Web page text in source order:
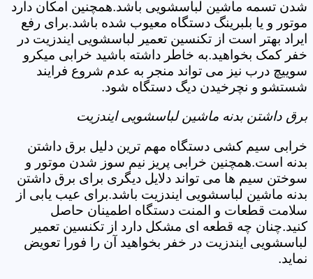
شدن تسمه ماشین لباسشویی باشد.همچنین امکان دارد
موتور و یا بلبرینگ دستگاه معیوب شده باشد.برای رفع
ایراد بهتر است از تکنسین تعمیر لباسشویی ایندزیت در
خفر کمک بخواهید.به خاطر داشته باشید خرابی میکرو
سوییچ درب نیز می تواند منجر به عدم شروع فرایند
شستشو و نچرخیدن دیگ دستگاه شود.
برق داشتن بدنه ماشین لباسشویی ایندزیت
خرابی سیم کشی دستگاه مهم ترین دلیل برق داشتن
بدنه است.همچنین خرابی پریز نیم سوز شدن موتور و
سوختن سیم ها می تواند دلایل دیگری برای برق داشتن
بدنه ماشین لباسشویی ایندزیت باشد.برای عیب یابی از
سلامت قطعات و المنت دستگاه اطمینان حاصل
کنید.چنان چه قطعه ای مشکل دارد از تکنسین تعمیر
لباسشویی ایندزیت در خفر بخواهید آن را فورا تعویض
نماید.